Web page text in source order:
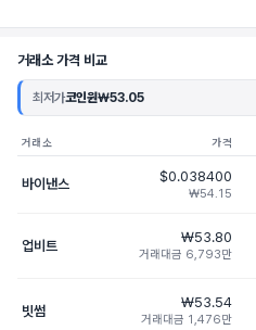
거래소 가격 비교
최저가코인원₩53.05
거래소 가격
바이낸스 $0.038400
₩54.15
업비트
₩53.80
거래대금 6,793만
빗썸
₩53.54
거래대금 1,476만